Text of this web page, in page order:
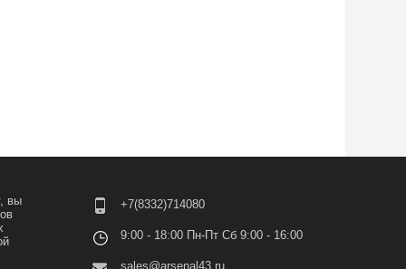
вы
+7(8332)714080
9:00 - 18:00 Пн-Пт Сб 9:00 - 16:00
sales@arsenal43.ru